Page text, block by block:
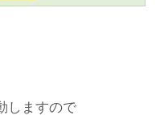
しますので